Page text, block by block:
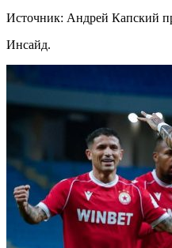
Источник: Андрей Капский
Инсайд.